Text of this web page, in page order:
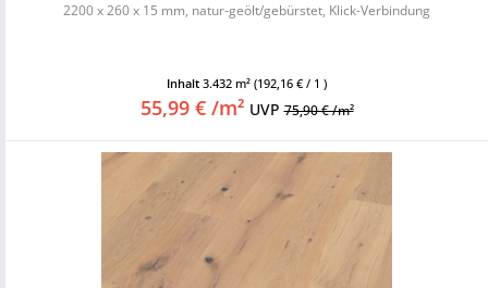
2200 x 260 x 15 mm, natur-geölt/gebürstet, Klick-Verbindung
Inhalt 3.432 m² (192,16 € / 1 )
55,99 € /m² UVP75,90 € /m²